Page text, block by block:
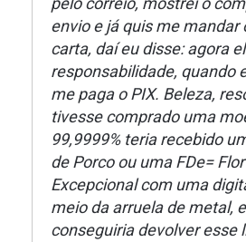
envio e já quis me mandar
carta, daí eu disse: agora
responsabilidade, quando
me paga o PIX. Beleza,
tivesse comprado uma
99,9999% teria recebido
de Porco ou uma FDe=
Excepcional com uma
meio da arruela de metal,
conseguiria devolver esse